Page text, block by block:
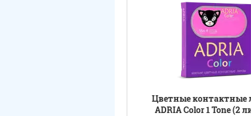
Цветные контактные
ADRIA Color 1 Tone (2